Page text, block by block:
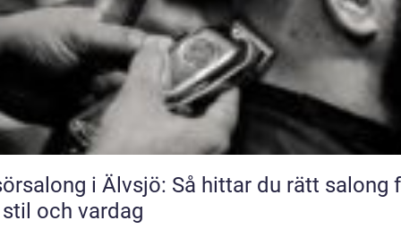
i Älvsjö: Så hittar du rätt salong
och vardag